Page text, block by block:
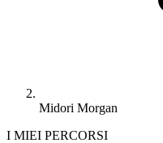
Midori Morgan
I MIEI PERCORSI